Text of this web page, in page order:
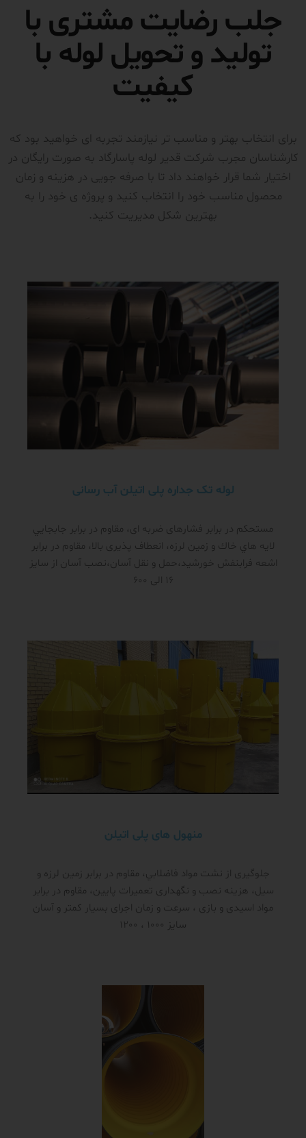
جلب رضایت مشتری با
تولید و تحویل لوله با
کیفیت
برای انتخاب بهتر و مناسب تر نیازمند تجربه ای خواهید بود که
کارشناسان مجرب شرکت قدیر لوله پاسارگاد به صورت رایگان در
اختیار شما قرار خواهند داد تا با صرفه جویی در هزینه و زمان
محصول مناسب خود را انتخاب کنید و پروژه ی خود را به
بهترین شکل مدیریت کنید.
لوله تک جداره پلی اتیلن آب رسانی
مستحکم در برابر فشار‌های ضربه ای، مقاوم در برابر جابجايي
لايه هاي خاك و زمين لرزه، انعطاف پذیری بالا، مقاوم در برابر
اشعه فرابنفش خورشید،حمل و نقل آسان،نصب آسان از سایز
16 الی 600
منهول های پلی اتیلن
جلوگیری از نشت مواد فاضلابي، مقاوم در برابر زمین لرزه و
سیل، هزینه نصب و نگهداری تعمیرات پایین، مقاوم در برابر
مواد اسیدی و بازی ، سرعت و زمان اجرای بسیار کمتر و آسان
سایز 1000 ، 1200